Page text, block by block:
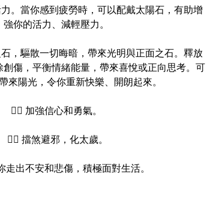
力。當你感到疲勞時，可以配戴太陽石，有助增
強你的活力、減輕壓力。
石，驅散一切晦暗，帶來光明與正面之石。釋放
創傷，平衡情緒能量，帶來喜悅或正向思考。可
來陽光，令你重新快樂、開朗起來。
👉🏻 加強信心和勇氣。
👉🏻 擋煞避邪，化太歲。
走出不安和悲傷，積極面對生活。